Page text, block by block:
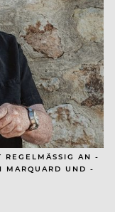
AN ­W
UND ­W